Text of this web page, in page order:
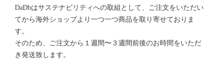
DaDbはサステナビリティへの取組として、ご注文をいただい
てから海外ショップより一つ一つ商品を取り寄せておりま
す。
そのため、ご注文から１週間〜３週間前後のお時間をいただ
き発送致します。